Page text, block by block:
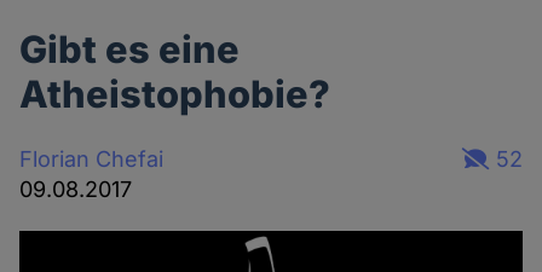
Gibt es eine
Atheistophobie?
Florian Chefai
09.08.2017
52